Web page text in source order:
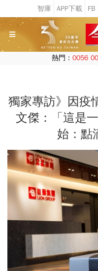
熱門： 0056
獨家專訪》因疫
文傑：「這是
始：點